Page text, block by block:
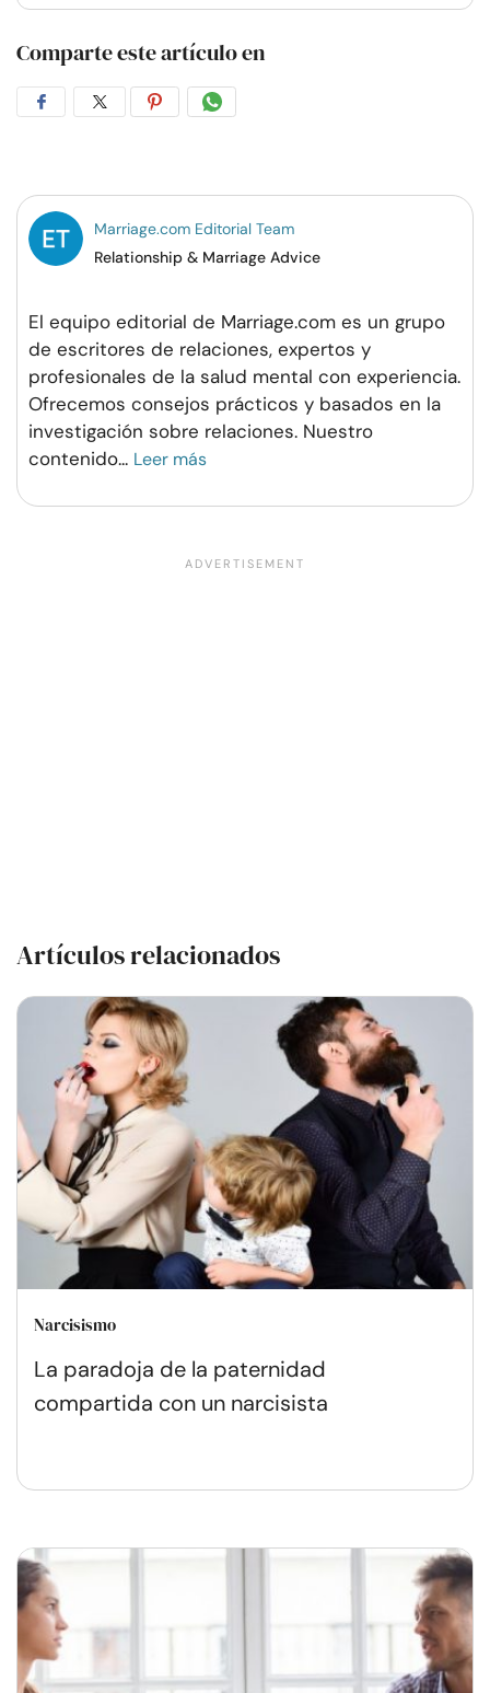
Comparte este artículo en
CompartirCompartirCompartirCompartir
Marriage.com Editorial Team
Relationship & Marriage Advice
El equipo editorial de Marriage.com es un grupo
de escritores de relaciones, expertos y
profesionales de la salud mental con experiencia.
Ofrecemos consejos prácticos y basados en la
investigación sobre relaciones. Nuestro
contenido... Leer más
Artículos relacionados
Narcisismo
La paradoja de la paternidad
compartida con un narcisista